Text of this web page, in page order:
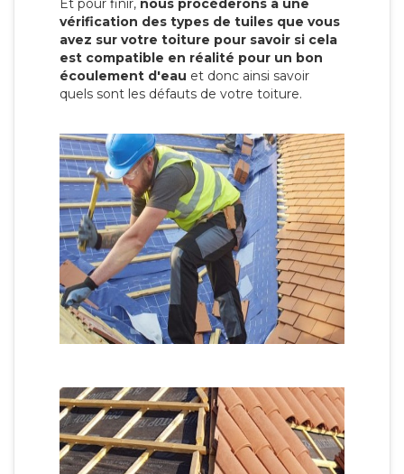
vérification des types de tuiles que vous
avez sur votre toiture pour savoir si cela
est compatible en réalité pour un bon
écoulement d'eau et donc ainsi savoir
quels sont les défauts de votre toiture.